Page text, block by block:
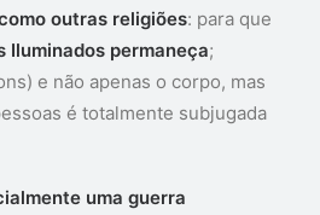
outras religiões: para que
Iluminados permaneça;
e não apenas o corpo, mas
é totalmente subjugada
uma guerra